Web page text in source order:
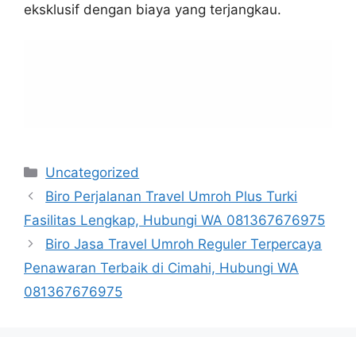
eksklusif dengan biaya yang terjangkau.
Categories
Uncategorized
Biro Perjalanan Travel Umroh Plus Turki
Fasilitas Lengkap, Hubungi WA 081367676975
Biro Jasa Travel Umroh Reguler Terpercaya
Penawaran Terbaik di Cimahi, Hubungi WA
081367676975